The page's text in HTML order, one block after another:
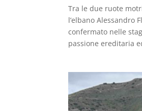
Tra le due ruote
l’elbano Alessandro
confermato nelle
passione ereditaria